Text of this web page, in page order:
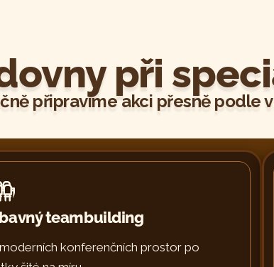
při
připravíme akci přesně podle
teambuilding
konferenčních prostor po